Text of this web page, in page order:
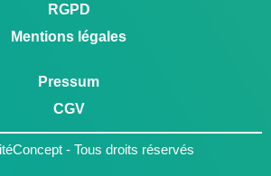
RGPD
Mentions légales
Pressum
CGV
- Tous droits réservés